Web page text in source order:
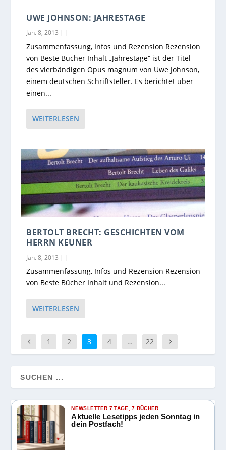
UWE JOHNSON: JAHRESTAGE
Jan. 8, 2013 | |
Zusammenfassung, Infos und Rezension Rezension
von Beste Bücher Inhalt „Jahrestage“ ist der Titel
des vierbändigen Opus magnum von Uwe Johnson,
einem deutschen Schriftsteller. Es berichtet über
einen...
WEITERLESEN
BERTOLT BRECHT: GESCHICHTEN VOM
HERRN KEUNER
Jan. 8, 2013 | |
Zusammenfassung, Infos und Rezension Rezension
von Beste Bücher Inhalt und Rezension...
WEITERLESEN
1 2 3 4 … 22
NEWSLETTER 7 TAGE, 7 BÜCHER
Aktuelle Lesetipps jeden Sonntag in
dein Postfach!